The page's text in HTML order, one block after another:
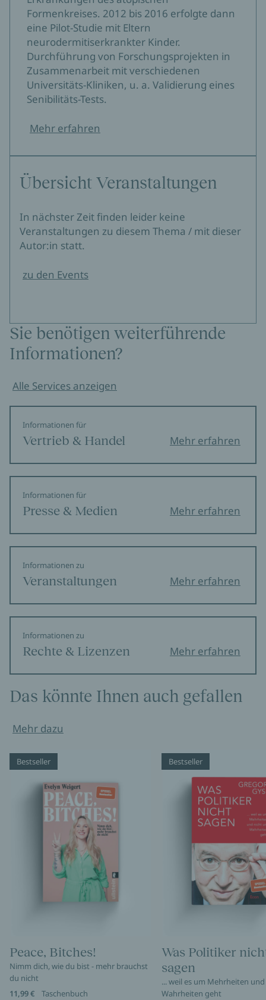
Formenkreises. 2012 bis 2016 erfolgte dann
eine Pilot-Studie mit Eltern
neurodermitiserkrankter Kinder.
Durchführung von Forschungsprojekten in
Zusammenarbeit mit verschiedenen
Universitäts-Kliniken, u. a. Validierung eines
Senibilitäts-Tests.
Mehr erfahren
Übersicht Veranstaltungen
In nächster Zeit finden leider keine
Veranstaltungen zu diesem Thema / mit dieser
Autor:in statt.
zu den Events
Sie benötigen weiterführende
Informationen?
Alle Services anzeigen
Informationen für
Vertrieb & Handel Mehr erfahren
Informationen für
Presse & Medien Mehr erfahren
Informationen zu
Veranstaltungen Mehr erfahren
Informationen zu
Rechte & Lizenzen Mehr erfahren
Das könnte Ihnen auch gefallen
Mehr dazu
Bestseller
Peace, Bitches!
Nimm dich, wie du bist - mehr brauchst
du nicht
11,99 €
Taschenbuch
Bestseller
Was Politiker
sagen
... weil es um Mehrheiten
Wahrheiten geht